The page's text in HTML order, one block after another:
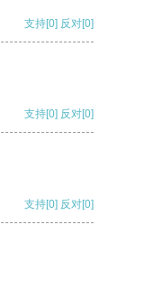
支持[0] 反对[0]
支持[0] 反对[0]
支持[0] 反对[0]